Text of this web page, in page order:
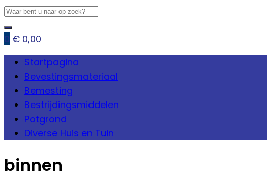
0 € 0,00
Startpagina
Bevestingsmateriaal
Bemesting
Bestrijdingsmiddelen
Potgrond
Diverse Huis en Tuin
binnen